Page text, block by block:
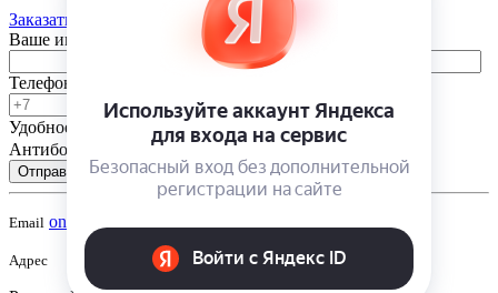
Заказать обратный звонок
Ваше имя
Телефон
Удобное время
-
Антибот
Отправить
Email onsad@onsad.ru
Адрес